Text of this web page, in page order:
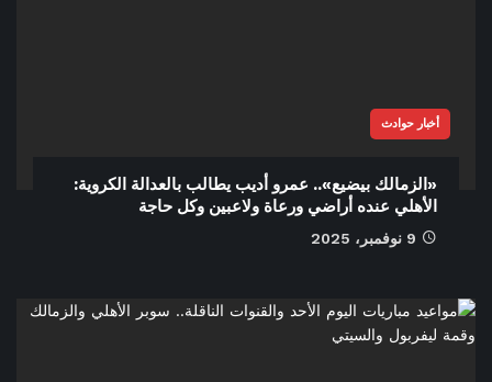
أخبار حوادث
«الزمالك بيضيع».. عمرو أديب يطالب بالعدالة الكروية:
الأهلي عنده أراضي ورعاة ولاعبين وكل حاجة
9 نوفمبر، 2025